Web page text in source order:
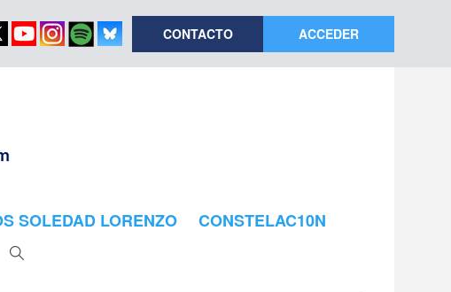
CONTACTO ACCEDER
SOLEDAD LORENZO
CONSTELAC10N